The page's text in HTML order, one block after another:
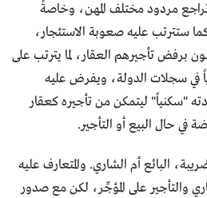
مردود مختلف المهن، وخاصةً
كما ستترتب عليه صعوبة الاستئجار،
برفض تأجيرهم العقار، لما يترتب على
في سجلات الدولة، ويفرض عليه
"سكنياً" ليتمكن من تأجيره كعقار
في حال البيع أو التأجير.
البائع أم الشاري. والمتعارف عليه
والتأجير على المؤجِّر، لكن مع صدور